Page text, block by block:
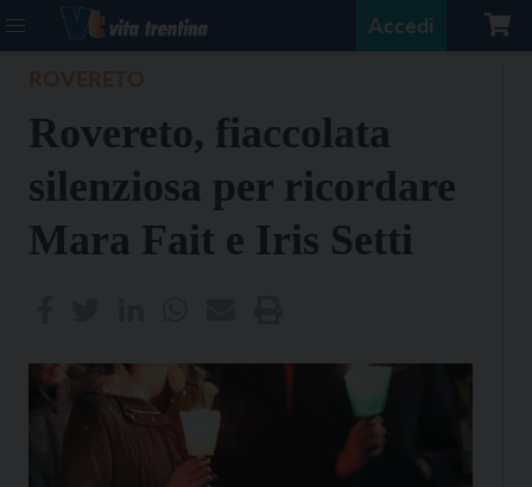
Accedi
Rovereto, fiaccolata
silenziosa per ricordare
Mara Fait e Iris Setti